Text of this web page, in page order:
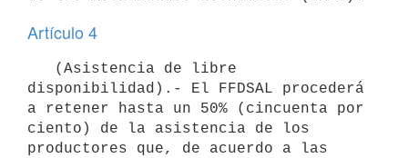
Artículo 4
disponibilidad).- El FFDSAL procederá
a retener hasta un 50% (cincuenta por
ciento) de la asistencia de los
productores que, de acuerdo a las